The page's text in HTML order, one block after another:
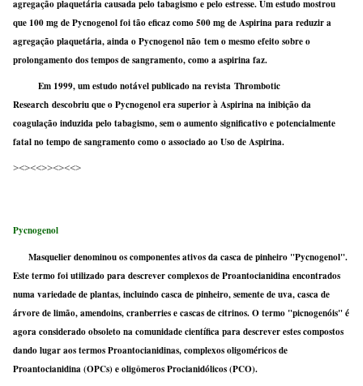
agregação plaquetária causada pelo tabagismo e pelo estresse. Um estudo mostrou
que 100 mg de Pycnogenol foi tão eficaz como 500 mg de Aspirina para reduzir a
agregação plaquetária, ainda o Pycnogenol não tem o mesmo efeito sobre o
prolongamento dos tempos de sangramento, como a aspirina faz.
Em 1999, um estudo notável publicado na revista Thrombotic
Research descobriu que o Pycnogenol era superior à Aspirina na inibição da
coagulação induzida pelo tabagismo, sem o aumento significativo e potencialmente
fatal no tempo de sangramento como o associado ao Uso de Aspirina.
><><<>><><<>
Pycnogenol
Masquelier denominou os componentes ativos da casca de pinheiro "Pycnogenol".
Este termo foi utilizado para descrever complexos de Proantocianidina encontrados
numa variedade de plantas, incluindo casca de pinheiro, semente de uva, casca de
árvore de limão, amendoins, cranberries e cascas de citrinos. O termo "picnogenóis" é
agora considerado obsoleto na comunidade científica para descrever estes compostos
dando lugar aos termos Proantocianidinas, complexos oligoméricos de
Proantocianidina (OPCs) e oligômeros Procianidólicos (PCO).